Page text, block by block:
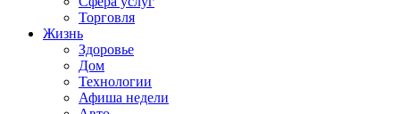
Торговля
Жизнь
Здоровье
Дом
Технологии
Афиша недели